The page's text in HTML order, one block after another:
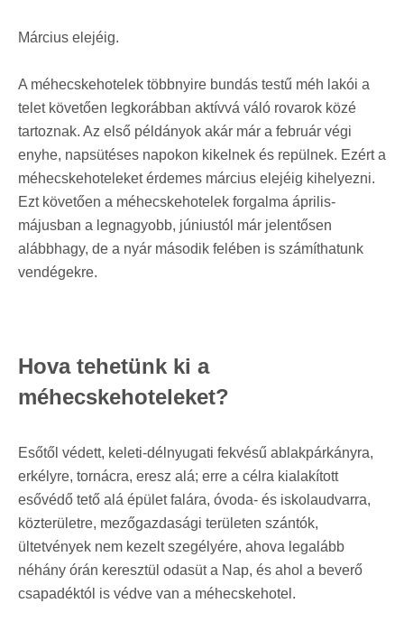
Március elejéig.
A méhecskehotelek többnyire bundás testű méh lakói a
telet követően legkorábban aktívvá váló rovarok közé
tartoznak. Az első példányok akár már a február végi
enyhe, napsütéses napokon kikelnek és repülnek. Ezért a
méhecskehoteleket érdemes március elejéig kihelyezni.
Ezt követően a méhecskehotelek forgalma április-
májusban a legnagyobb, júniustól már jelentősen
alábbhagy, de a nyár második felében is számíthatunk
vendégekre.
Hova tehetünk ki a
méhecskehoteleket?
Esőtől védett, keleti-délnyugati fekvésű ablakpárkányra,
erkélyre, tornácra, eresz alá; erre a célra kialakított
esővédő tető alá épület falára, óvoda- és iskolaudvarra,
közterületre, mezőgazdasági területen szántók,
ültetvények nem kezelt szegélyére, ahova legalább
néhány órán keresztül odasüt a Nap, és ahol a beverő
csapadéktól is védve van a méhecskehotel.